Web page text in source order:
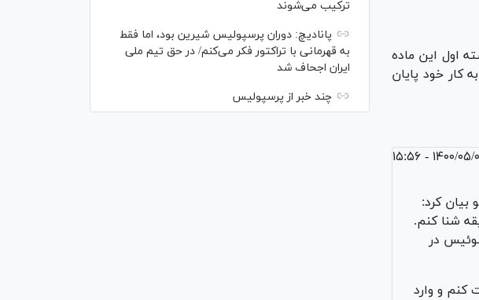
آب زد. او در دسته اول این ماده
در کنار شناگرانی از جامائیکا، اسلواکی، تایلند، سوریه و سیشل رقابت کرد و با رکورد ۱:۵۹.۹۷ به کار خود پایان
۰۵/۰۴ - ۱۵:۵۶
توکیو بیان کرد:
دو دقیقه شنا کنم.
در
کنم و وارد
ترکیب می‌شوند
پانادیچ: دوران پرسپولیس شیرین بود، اما فقط
به قهرمانی با تراکتور فکر می‌کنم/ در حق تیم ملی
ایران اجحاف شد
چند خبر از پرسپولیس